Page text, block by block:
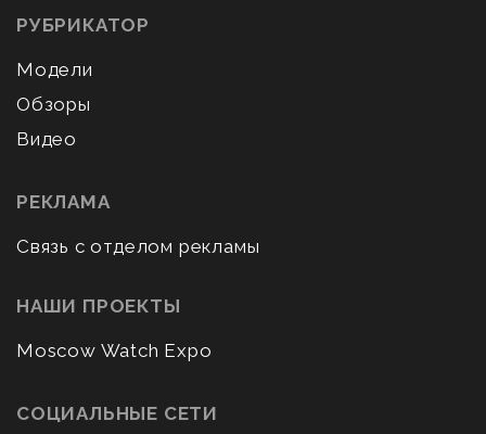
РУБРИКАТОР
Модели
Обзоры
Видео
РЕКЛАМА
Связь с отделом рекламы
НАШИ ПРОЕКТЫ
Moscow Watch Expo
СОЦИАЛЬНЫЕ СЕТИ